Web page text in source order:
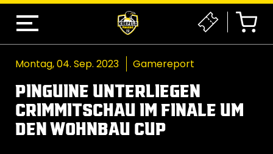
Montag, 04. Sep. 2023 Gamereport
PINGUINE UNTERLIEGEN
CRIMMITSCHAU IM FINALE UM
DEN WOHNBAU CUP